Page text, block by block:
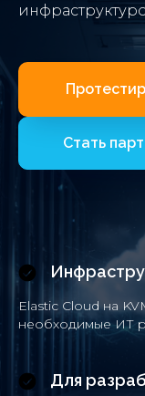
Стать
Elastic Cloud на
необходимые ИТ
Для